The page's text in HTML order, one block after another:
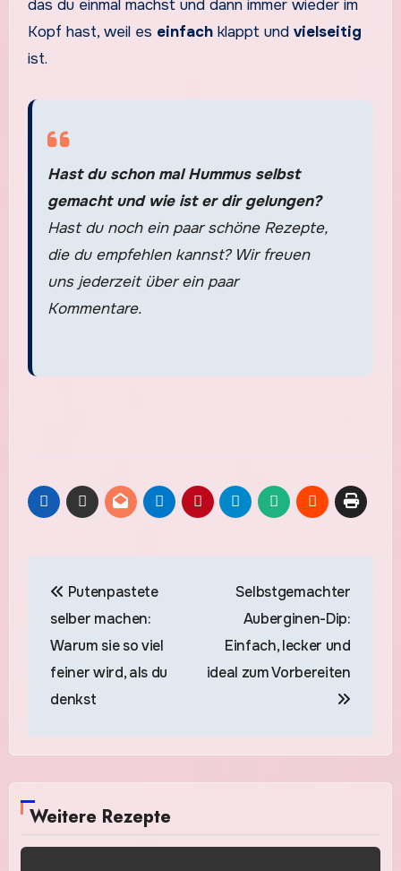
das du einmal machst und dann immer wieder im
Kopf hast, weil es einfachklappt und vielseitig
ist.
Hast du schon mal Hummus selbst
gemacht und wie ist er dir gelungen?
Hast du noch ein paar schöne Rezepte,
die du empfehlen kannst? Wir freuen
uns jederzeit über ein paar
Kommentare.
Putenpastete
selber machen:
Warum sie so viel
feiner wird, als du
denkst
Selbstgemachter
Auberginen-Dip:
Einfach, lecker und
ideal zum Vorbereiten
Weitere Rezepte